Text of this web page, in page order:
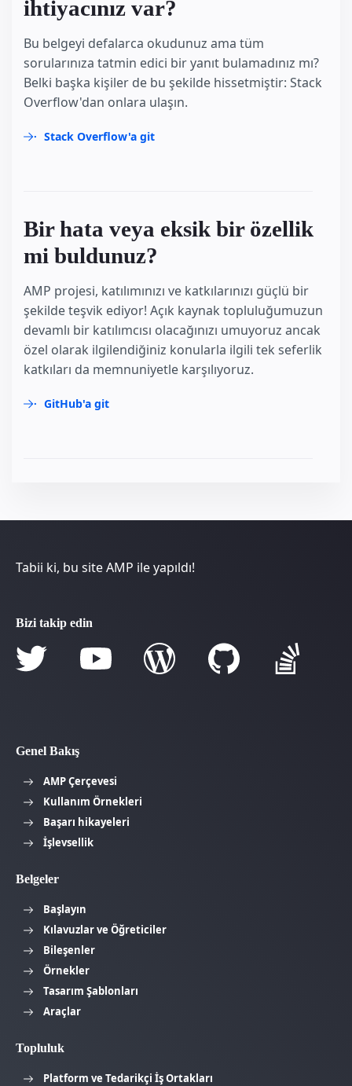
ihtiyacınız var?
Bu belgeyi defalarca okudunuz ama tüm
sorularınıza tatmin edici bir yanıt bulamadınız mı?
Belki başka kişiler de bu şekilde hissetmiştir: Stack
Overflow'dan onlara ulaşın.
Stack Overflow'a git
Bir hata veya eksik bir özellik
mi buldunuz?
AMP projesi, katılımınızı ve katkılarınızı güçlü bir
şekilde teşvik ediyor! Açık kaynak topluluğumuzun
devamlı bir katılımcısı olacağınızı umuyoruz ancak
özel olarak ilgilendiğiniz konularla ilgili tek seferlik
katkıları da memnuniyetle karşılıyoruz.
GitHub'a git
Tabii ki, bu site AMP ile yapıldı!
Bizi takip edin
Genel Bakış
AMP Çerçevesi
Kullanım Örnekleri
Başarı hikayeleri
İşlevsellik
Belgeler
Başlayın
Kılavuzlar ve Öğreticiler
Bileşenler
Örnekler
Tasarım Şablonları
Araçlar
Topluluk
Platform ve Tedarikçi İş Ortakları